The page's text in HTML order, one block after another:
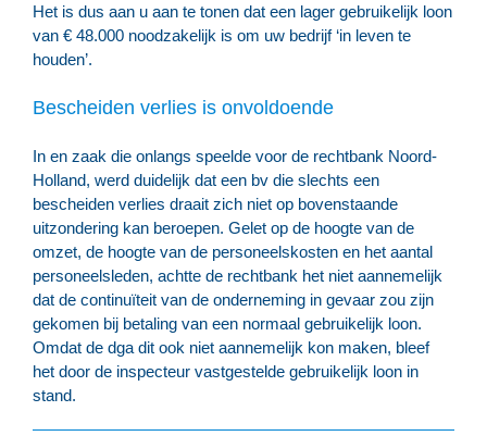
Het is dus aan u aan te tonen dat een lager gebruikelijk loon
van € 48.000 noodzakelijk is om uw bedrijf ‘in leven te
houden’.
Bescheiden verlies is onvoldoende
In en zaak die onlangs speelde voor de rechtbank Noord-
Holland, werd duidelijk dat een bv die slechts een
bescheiden verlies draait zich niet op bovenstaande
uitzondering kan beroepen. Gelet op de hoogte van de
omzet, de hoogte van de personeelskosten en het aantal
personeelsleden, achtte de rechtbank het niet aannemelijk
dat de continuïteit van de onderneming in gevaar zou zijn
gekomen bij betaling van een normaal gebruikelijk loon.
Omdat de dga dit ook niet aannemelijk kon maken, bleef
het door de inspecteur vastgestelde gebruikelijk loon in
stand.